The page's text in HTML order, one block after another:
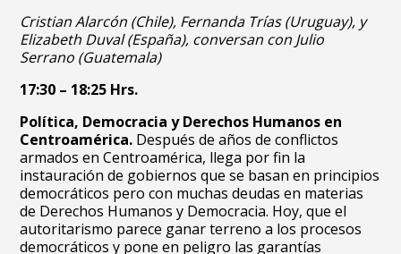
Cristian Alarcón (Chile), Fernanda Trías (Uruguay), y
Elizabeth Duval (España), conversan con Julio
Serrano (Guatemala)
17:30 – 18:25 Hrs.
Política, Democracia y Derechos Humanos en
Centroamérica. Después de años de conflictos
armados en Centroamérica, llega por fin la
instauración de gobiernos que se basan en principios
democráticos pero con muchas deudas en materias
de Derechos Humanos y Democracia. Hoy, que el
autoritarismo parece ganar terreno a los procesos
democráticos y pone en peligro las garantías